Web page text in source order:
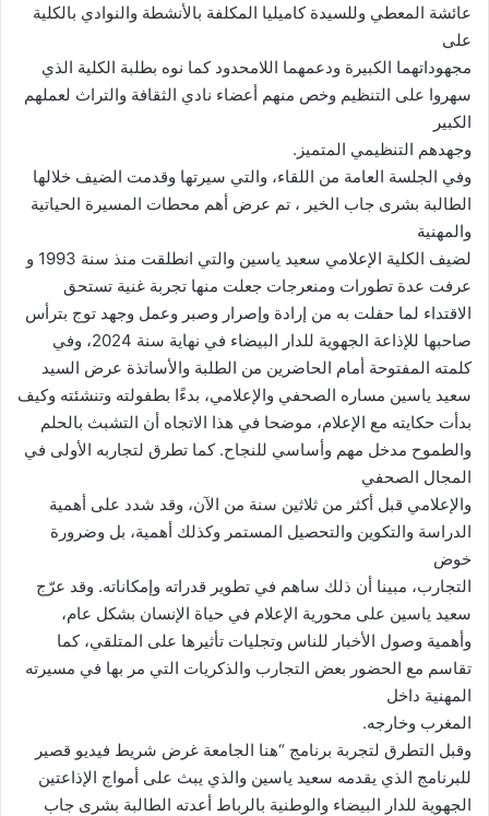
عائشة المعطي وللسيدة كاميليا المكلفة بالأنشطة والنوادي بالكلية
على
مجهوداتهما الكبيرة ودعمهما اللامحدود كما نوه بطلبة الكلية الذي
سهروا على التنظيم وخص منهم أعضاء نادي الثقافة والتراث لعملهم
الكبير
وجهدهم التنظيمي المتميز.
وفي الجلسة العامة من اللقاء، والتي سيرتها وقدمت الضيف خلالها
الطالبة بشرى جاب الخير ، تم عرض أهم محطات المسيرة الحياتية
والمهنية
لضيف الكلية الإعلامي سعيد ياسين والتي انطلقت منذ سنة 1993 و
عرفت عدة تطورات ومنعرجات جعلت منها تجربة غنية تستحق
الاقتداء لما حفلت به من إرادة وإصرار وصبر وعمل وجهد توج بترأس
صاحبها للإذاعة الجهوية للدار البيضاء في نهاية سنة 2024، وفي
كلمته المفتوحة أمام الحاضرين من الطلبة والأساتذة عرض السيد
سعيد ياسين مساره الصحفي والإعلامي، بدءًا بطفولته وتنشئته وكيف
بدأت حكايته مع الإعلام، موضحا في هذا الاتجاه أن التشبث بالحلم
والطموح مدخل مهم وأساسي للنجاح. كما تطرق لتجاربه الأولى في
المجال الصحفي
والإعلامي قبل أكثر من ثلاثين سنة من الآن، وقد شدد على أهمية
الدراسة والتكوين والتحصيل المستمر وكذلك أهمية، بل وضرورة
خوض
التجارب، مبينا أن ذلك ساهم في تطوير قدراته وإمكاناته. وقد عرّج
سعيد ياسين على محورية الإعلام في حياة الإنسان بشكل عام،
وأهمية وصول الأخبار للناس وتجليات تأثيرها على المتلقي، كما
تقاسم مع الحضور بعض التجارب والذكريات التي مر بها في مسيرته
المهنية داخل
المغرب وخارجه.
وقبل التطرق لتجربة برنامج “هنا الجامعة غرض شريط فيديو قصير
للبرنامج الذي يقدمه سعيد ياسين والذي يبث على أمواج الإذاعتين
الجهوية للدار البيضاء والوطنية بالرباط أعدته الطالبة بشرى جاب